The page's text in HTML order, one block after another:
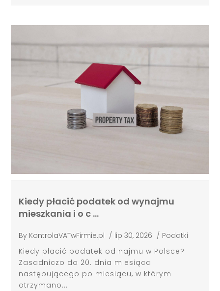
Kiedy płacić podatek od wynajmu
mieszkania i o c …
By KontrolaVATwFirmie.pl / lip 30, 2026 / Podatki
Kiedy płacić podatek od najmu w Polsce?
Zasadniczo do 20. dnia miesiąca
następującego po miesiącu, w którym
otrzymano...